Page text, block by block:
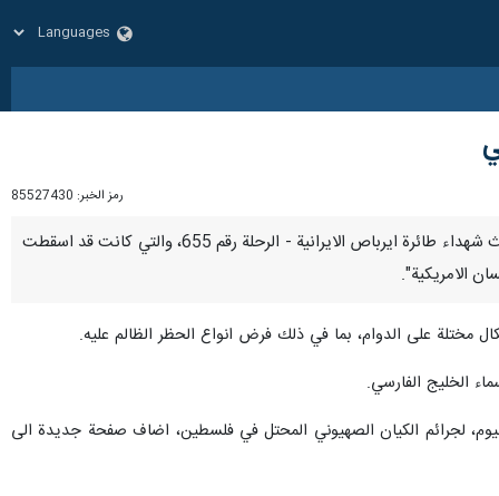
رمز الخبر: 85527430
طهران / 2 تموز / يوليو / ارنا – احيا وزير الخارجية الايراني بالوكالة "علي باقري كني"، ذكرى 2 تموز عام 1988 م، حيث شهداء طائرة ايرباص الايرانية - الرحلة رقم 655، والتي كانت قد اسقطت
الامريكية".
على الدوام، بما في ذلك فرض انواع الحظر الظالم عليه.
لجرائم الكيان الصهيوني المحتل في فلسطين، اضاف صفحة جديدة الى